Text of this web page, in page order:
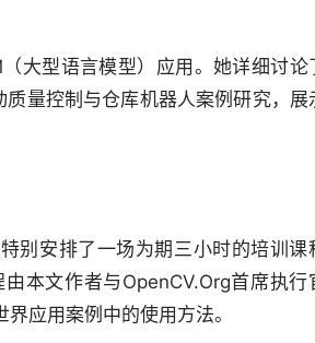
大型语言模型）应用。她详细讨论
量控制与仓库机器人案例研究，展
别安排了一场为期三小时的培训课
本文作者与OpenCV.Org首席执行
应用案例中的使用方法。